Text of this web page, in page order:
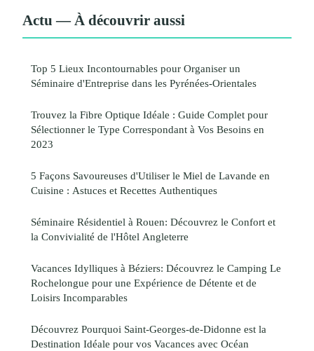
Actu — À découvrir aussi
Top 5 Lieux Incontournables pour Organiser un
Séminaire d'Entreprise dans les Pyrénées-Orientales
Trouvez la Fibre Optique Idéale : Guide Complet pour
Sélectionner le Type Correspondant à Vos Besoins en
2023
5 Façons Savoureuses d'Utiliser le Miel de Lavande en
Cuisine : Astuces et Recettes Authentiques
Séminaire Résidentiel à Rouen: Découvrez le Confort et
la Convivialité de l'Hôtel Angleterre
Vacances Idylliques à Béziers: Découvrez le Camping Le
Rochelongue pour une Expérience de Détente et de
Loisirs Incomparables
Découvrez Pourquoi Saint-Georges-de-Didonne est la
Destination Idéale pour vos Vacances avec Océan